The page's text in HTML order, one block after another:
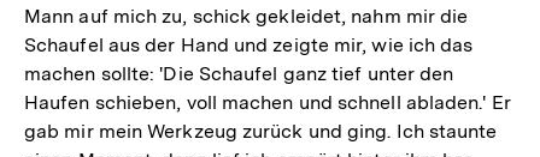
Mann auf mich zu, schick gekleidet, nahm mir die
Schaufel aus der Hand und zeigte mir, wie ich das
machen sollte: 'Die Schaufel ganz tief unter den
Haufen schieben, voll machen und schnell abladen.' Er
gab mir mein Werkzeug zurück und ging. Ich staunte